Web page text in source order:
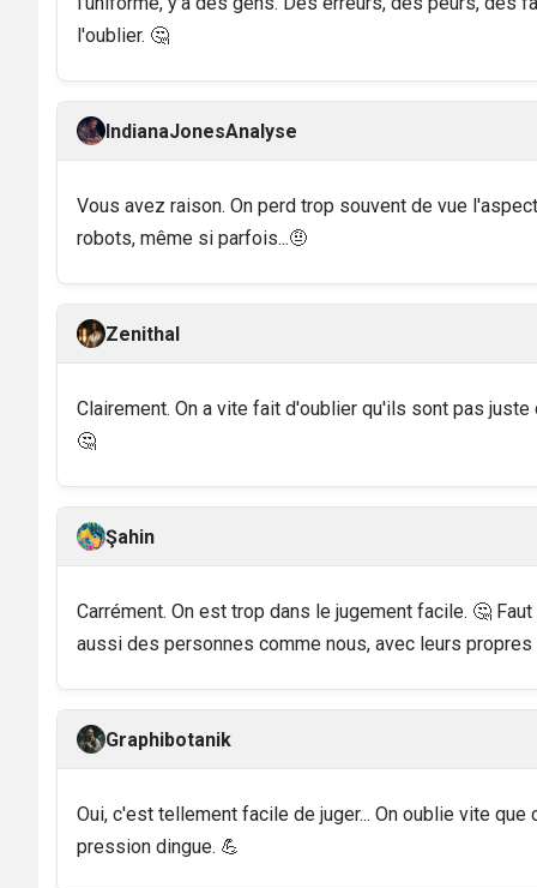
l'oublier. 🤔
IndianaJonesAnalyse
Vous avez raison. On perd trop souvent de vue
robots, même si parfois...🤨
Zenithal
Clairement. On a vite fait d'oublier qu'ils sont pas
🤔
Şahin
Carrément. On est trop dans le jugement facile. 🤔
aussi des personnes comme nous, avec leurs
Graphibotanik
Oui, c'est tellement facile de juger... On oublie vite que
pression dingue. 💪